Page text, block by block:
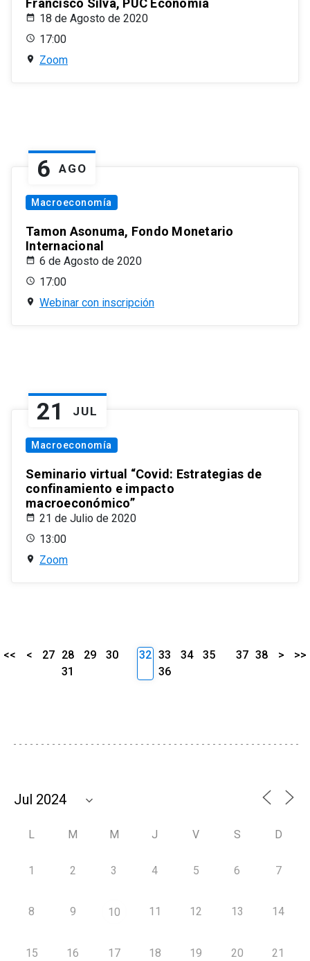
Francisco Silva, PUC Economía
18 de Agosto de 2020
17:00
Zoom
6 AGO
Macroeconomía
Tamon Asonuma, Fondo Monetario
Internacional
6 de Agosto de 2020
17:00
Webinar con inscripción
21 JUL
Macroeconomía
Seminario virtual “Covid: Estrategias de
confinamiento e impacto
macroeconómico”
21 de Julio de 2020
13:00
Zoom
<< < 27 28 29
30
31
32 33 34
35
36
37 38 > >>
L M M J V S D
1 2 3 4 5 6 7
8 9 10 11 12 13 14
15 16 17 18 19 20 21